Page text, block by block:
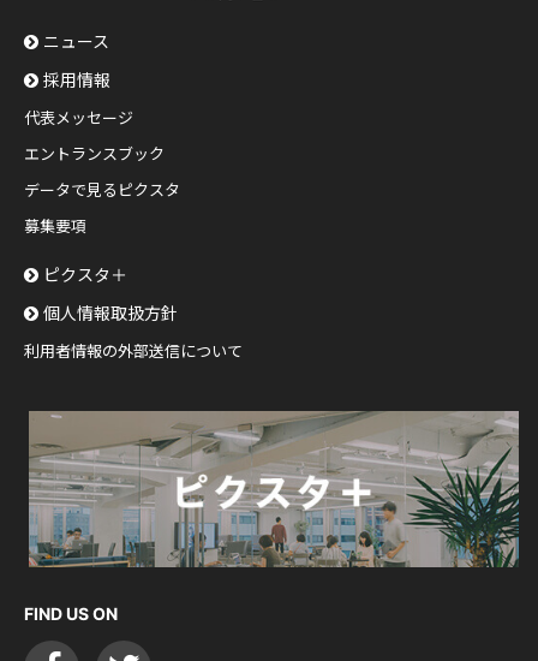
ニュース
採用情報
代表メッセージ
エントランスブック
データで見るピクスタ
募集要項
ピクスタ＋
個人情報取扱方針
利用者情報の外部送信について
FIND US ON